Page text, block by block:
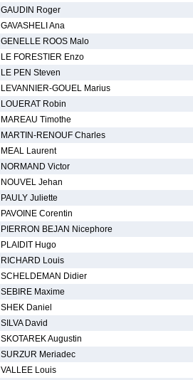
GAUDIN Roger
GAVASHELI Ana
GENELLE ROOS Malo
LE FORESTIER Enzo
LE PEN Steven
LEVANNIER-GOUEL Marius
LOUERAT Robin
MAREAU Timothe
MARTIN-RENOUF Charles
MEAL Laurent
NORMAND Victor
NOUVEL Jehan
PAULY Juliette
PAVOINE Corentin
PIERRON BEJAN Nicephore
PLAIDIT Hugo
RICHARD Louis
SCHELDEMAN Didier
SEBIRE Maxime
SHEK Daniel
SILVA David
SKOTAREK Augustin
SURZUR Meriadec
VALLEE Louis